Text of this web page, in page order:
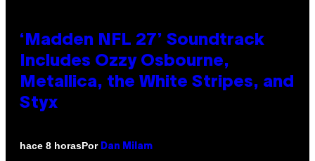
‘Madden NFL 27’ Soundtrack
Includes Ozzy Osbourne,
Metallica, the White Stripes, and
Styx
hace 8 horasPor Dan Milam